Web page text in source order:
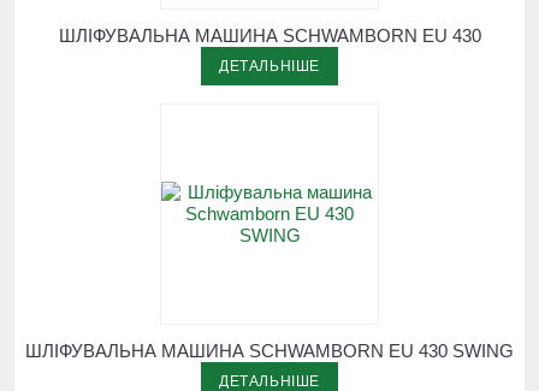
ШЛІФУВАЛЬНА МАШИНА SCHWAMBORN EU 430
ДЕТАЛЬНІШЕ
ШЛІФУВАЛЬНА МАШИНА SCHWAMBORN EU 430 SWING
ДЕТАЛЬНІШЕ